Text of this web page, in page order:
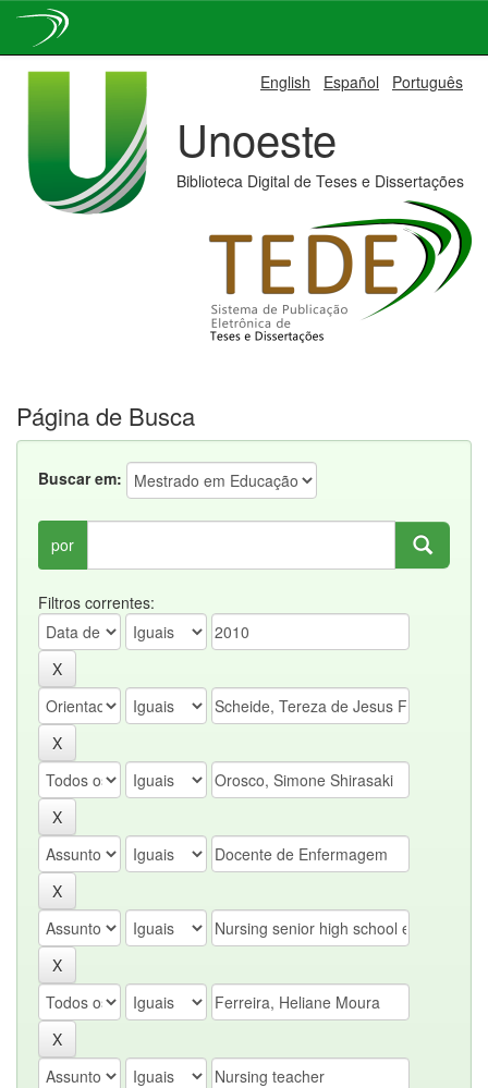
English Español Português
Unoeste
Biblioteca Digital de Teses e Dissertações
Página de Busca
Buscar em:
por
Filtros correntes: